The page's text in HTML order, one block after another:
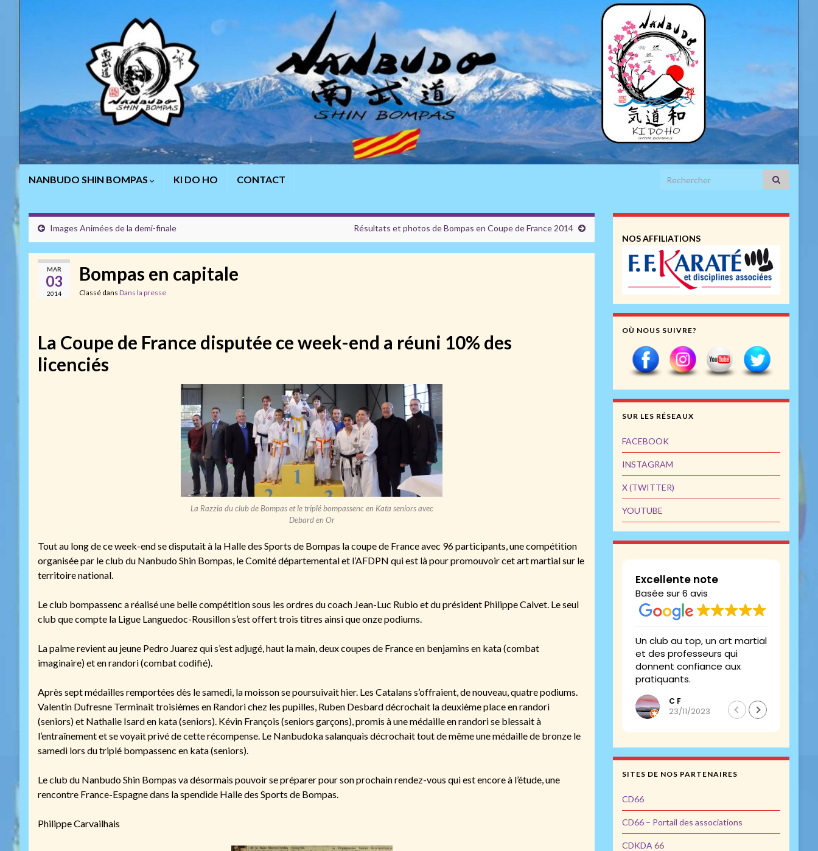
NANBUDO SHIN BOMPAS KI DO HO CONTACT Search for:
Images Animées de la demi-finale Résultats et photos de Bompas en Coupe de France 2014
MAR
03
2014
Bompas en capitale
Classé dans Dans la presse
La Coupe de France disputée ce week-end a réuni 10% des
licenciés
La Razzia du club de Bompas et le triplé bompassenc en Kata seniors avec
Debard en Or
Tout au long de ce week-end se disputait à la Halle des Sports de Bompas la coupe de France avec 96 participants, une compétition
organisée par le club du Nanbudo Shin Bompas, le Comité départemental et l’AFDPN qui est là pour promouvoir cet art martial sur le
territoire national.
Le club bompassenc a réalisé une belle compétition sous les ordres du coach Jean-Luc Rubio et du président Philippe Calvet. Le seul
club que compte la Ligue Languedoc-Rousillon s’est offert trois titres ainsi que onze podiums.
La palme revient au jeune Pedro Juarez qui s’est adjugé, haut la main, deux coupes de France en benjamins en kata (combat
imaginaire) et en randori (combat codifié).
Après sept médailles remportées dès le samedi, la moisson se poursuivait hier. Les Catalans s’offraient, de nouveau, quatre podiums.
Valentin Dufresne Terminait troisièmes en Randori chez les pupilles, Ruben Desbard décrochait la deuxième place en randori
(seniors) et Nathalie Isard en kata (seniors). Kévin François (seniors garçons), promis à une médaille en randori se blessait à
l’entraînement et se voyait privé de cette récompense. Le Nanbudoka salanquais décrochait tout de même une médaille de bronze le
samedi lors du triplé bompassenc en kata (seniors).
Le club du Nanbudo Shin Bompas va désormais pouvoir se préparer pour son prochain rendez-vous qui est encore à l’étude, une
rencontre France-Espagne dans la spendide Halle des Sports de Bompas.
Philippe Carvailhais
NOS AFFILIATIONS
OÙ NOUS SUIVRE?
SUR LES RÉSEAUX
FACEBOOK
INSTAGRAM
X (TWITTER)
YOUTUBE
Excellente note
Basée sur 6 avis
Un club au top, un art martial
et des professeurs qui
donnent confiance aux
pratiquants.
C F
23/11/2023
SITES DE NOS PARTENAIRES
CD66
CD66 – Portail des associations
CDKDA 66